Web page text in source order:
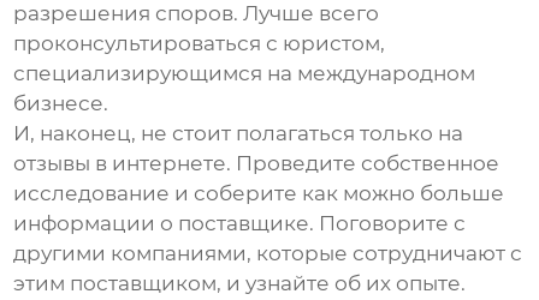
разрешения споров. Лучше всего
проконсультироваться с юристом,
специализирующимся на международном
бизнесе.
И, наконец, не стоит полагаться только на
отзывы в интернете. Проведите собственное
исследование и соберите как можно больше
информации о поставщике. Поговорите с
другими компаниями, которые сотрудничают с
этим поставщиком, и узнайте об их опыте.